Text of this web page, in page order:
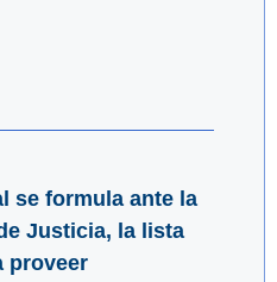
se formula ante la
Justicia, la lista
proveer